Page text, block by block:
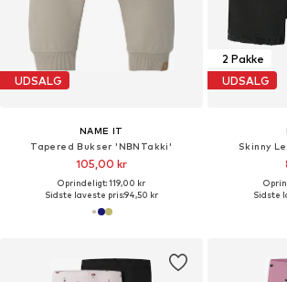
UDSALG
NAME IT
Tapered Bukser 'NBNTakki'
105,00 kr
Oprindeligt: 119,00 kr
Sidste laveste pris:94,50 kr
2 Pakke
UDSALG
Skinny
Sidste